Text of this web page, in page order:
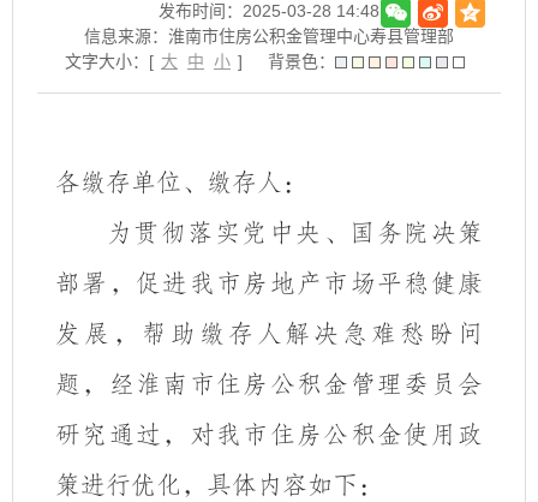
发布时间：2025-03-28 14:48
信息来源：淮南市住房公积金管理中心寿县管理部
文字大小：[ 大 中 小 ] 背景色：
各缴存单位、缴存人：
为贯彻落实党中央、国务院决策
部署，促进我市房地产市场平稳健康
发展，帮助缴存人解决急难愁盼问
题，经淮南市住房公积金管理委员会
研究通过，对我市住房公积金使用政
策进行优化，具体内容如下：